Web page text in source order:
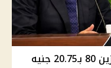
أسعار الوقود في مصر اليوم .. بنزين 80 بـ20.75 جنيه